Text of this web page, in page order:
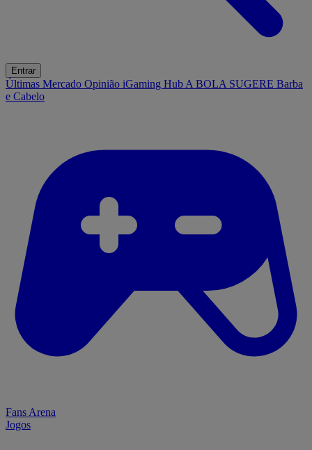
Entrar
Últimas Mercado Opinião iGaming Hub A BOLA SUGERE Barba
e Cabelo
Fans Arena
Jogos